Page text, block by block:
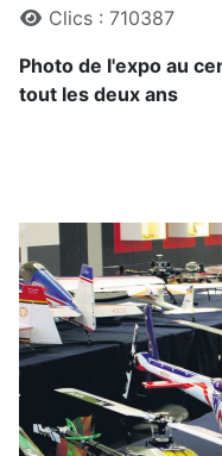
DétailsClics : 710387
Photo de l'expo au
tout les deux ans